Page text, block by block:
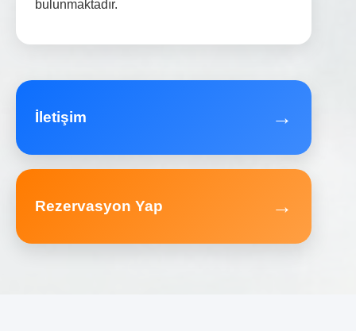
bulunmaktadır.
İletişim →
Rezervasyon Yap →